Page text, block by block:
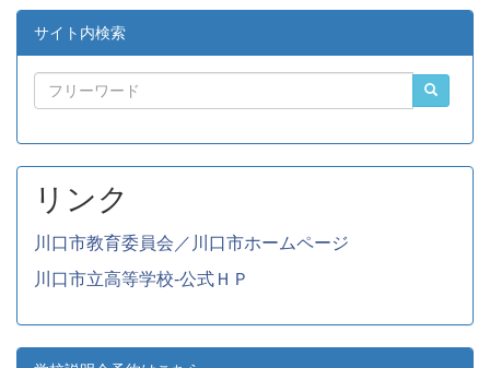
サイト内検索
リンク
川口市教育委員会／川口市ホームページ
川口市立高等学校-公式ＨＰ